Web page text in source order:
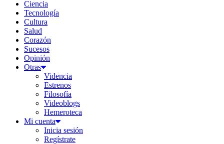
Ciencia
Tecnología
Cultura
Salud
Corazón
Sucesos
Opinión
Otras
Videncia
Estrenos
Filosofía
Videoblogs
Hemeroteca
Mi cuenta
Inicia sesión
Regístrate